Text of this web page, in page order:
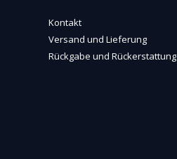
Kontakt
Versand und Lieferung
Rückgabe und Rückerstattung